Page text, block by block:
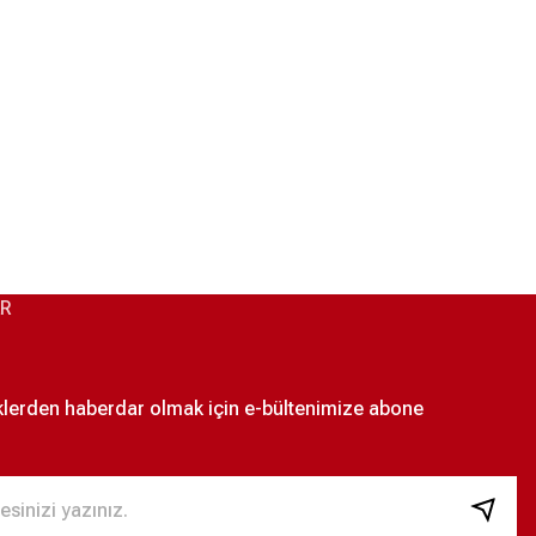
JOGGER EŞOFMAN ALTI XS
haberdar olmak için e-bültenimize abone